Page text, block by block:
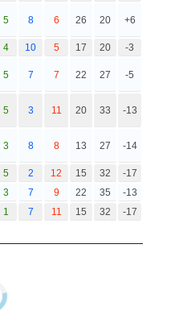
5 8 6 26 20 +6
4 10 5 17 20 -3
5 7 7 22 27 -5
5 3 11 20 33 -13
3 8 8 13 27 -14
5 2 12 15 32
-17
3 7 9 22 35
-13
1 7 11 15 32 -17